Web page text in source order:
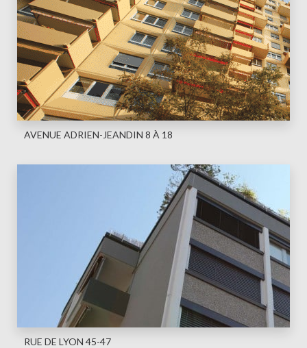
AVENUE ADRIEN-JEANDIN 8 À 18
RUE DE LYON 45-47